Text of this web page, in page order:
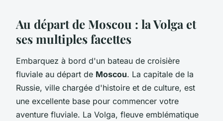
Au départ de Moscou : la Volga et
ses multiples facettes
Embarquez à bord d'un bateau de croisière
fluviale au départ de Moscou. La capitale de la
Russie, ville chargée d'histoire et de culture, est
une excellente base pour commencer votre
aventure fluviale. La Volga, fleuve emblématique